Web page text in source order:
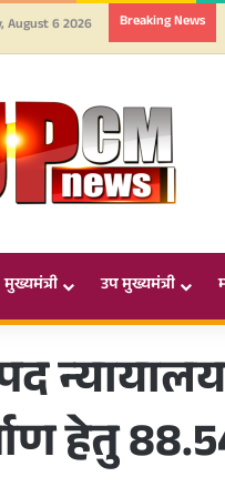
August 6 2026 Breaking News
मुख्यमंत्री उप मुख्यमंत्री
हेतु